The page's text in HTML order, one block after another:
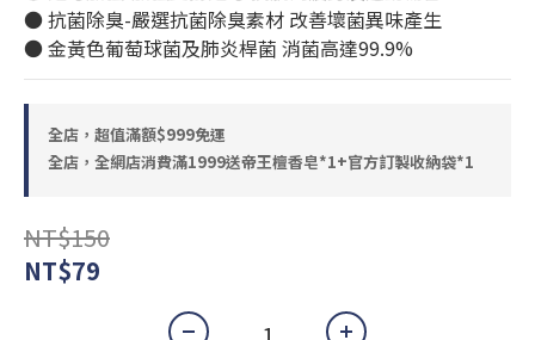
● 抗菌除臭-嚴選抗菌除臭素材 改善壞菌異味產生
● 金黃色葡萄球菌及肺炎桿菌 消菌高達99.9%
全店，超值滿額$999免運
全店，全網店消費滿1999送帝王檀香皂*1+官方訂製收納袋*1
NT$150
NT$79